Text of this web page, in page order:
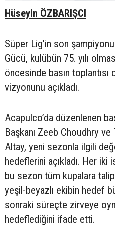
Hüseyin ÖZBARIŞCI
Süper Lig’in son
Gücü, kulübün 75. yılı
öncesinde basın
vizyonunu açıkladı.
Acapulco’da düzenlenen
Başkanı Zeeb Choudhry
Altay, yeni sezonla ilgili
hedeflerini açıkladı. Her iki
bu sezon tüm kupalara
yeşil-beyazlı ekibin hedef
sonraki süreçte zirveye
hedeflediğini ifade etti.